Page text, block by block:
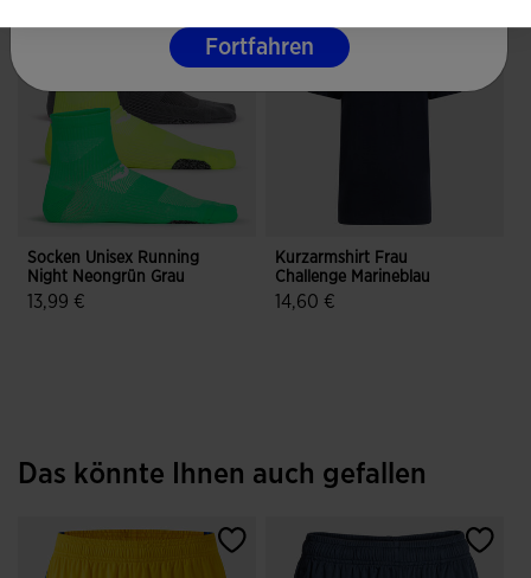
Socken Unisex Running
Night Neongrün Grau
13,99 €
Kurzarmshirt Frau
Challenge Marineblau
14,60 €
Das könnte Ihnen auch gefallen
Fortfahren